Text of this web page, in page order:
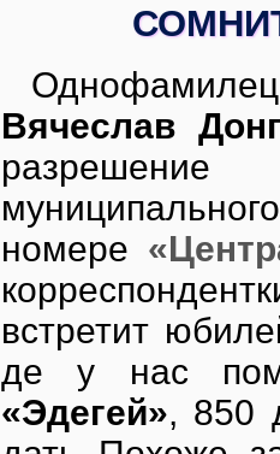
Вячеслав
разрешение
номере
встретит
де у нас
«Эдегей», 850